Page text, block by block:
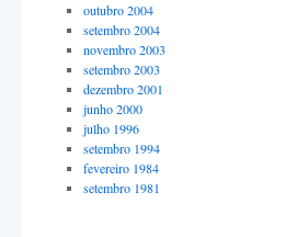
outubro 2004
setembro 2004
novembro 2003
setembro 2003
dezembro 2001
junho 2000
julho 1996
setembro 1994
fevereiro 1984
setembro 1981